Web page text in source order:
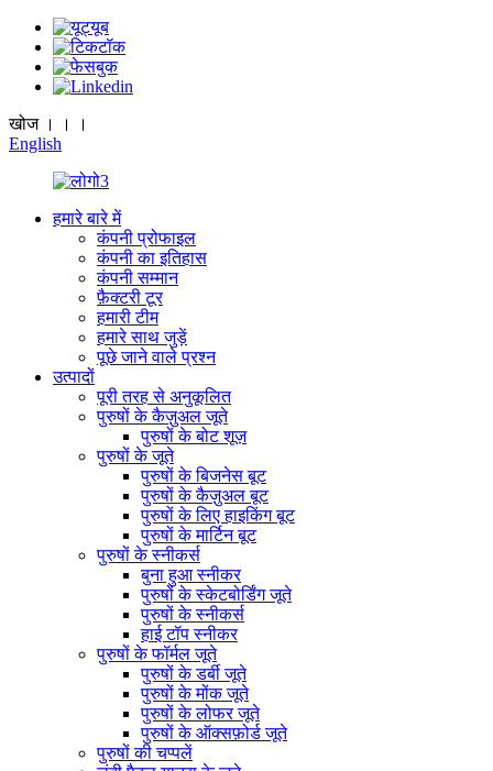
खोज । । ।
English
हमारे बारे में
कंपनी प्रोफाइल
कंपनी का इतिहास
कंपनी सम्मान
फ़ैक्टरी टूर
हमारी टीम
हमारे साथ जुड़ें
पूछे जाने वाले प्रश्न
उत्पादों
पूरी तरह से अनुकूलित
पुरुषों के कैज़ुअल जूते
पुरुषों के बोट शूज़
पुरुषों के जूते
पुरुषों के बिजनेस बूट
पुरुषों के कैज़ुअल बूट
पुरुषों के लिए हाइकिंग बूट
पुरुषों के मार्टिन बूट
पुरुषों के स्नीकर्स
बुना हुआ स्नीकर
पुरुषों के स्केटबोर्डिंग जूते
पुरुषों के स्नीकर्स
हाई टॉप स्नीकर
पुरुषों के फॉर्मल जूते
पुरुषों के डर्बी जूते
पुरुषों के मोंक जूते
पुरुषों के लोफर जूते
पुरुषों के ऑक्सफ़ोर्ड जूते
पुरुषों की चप्पलें